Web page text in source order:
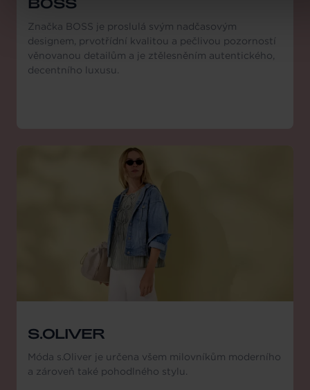
Značka BOSS je proslulá svým nadčasovým
designem, prvotřídní kvalitou a pečlivou pozorností
věnovanou detailům a je ztělesněním autentického,
decentního luxusu.
S.OLIVER
Móda s.Oliver je určena všem milovníkům moderního
a zároveň také pohodlného stylu.